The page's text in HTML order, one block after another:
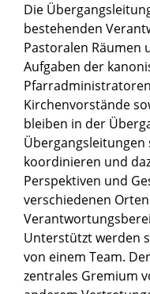
Die
bestehenden
Pastoralen Räumen
Aufgaben der
Kirchenvorstände
bleiben in der
koordinieren und
Perspektiven und
verschiedenen
Unterstützt werden
von einem Team.
zentrales Gremium